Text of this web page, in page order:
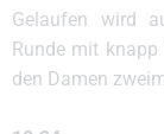
Gelaufen wird
Runde mit
den Damen